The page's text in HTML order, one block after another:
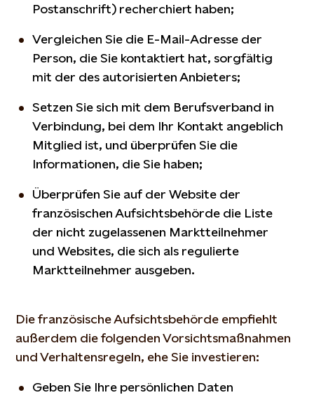
Postanschrift) recherchiert haben;
Vergleichen Sie die E-Mail-Adresse der
Person, die Sie kontaktiert hat, sorgfältig
mit der des autorisierten Anbieters;
Setzen Sie sich mit dem Berufsverband in
Verbindung, bei dem Ihr Kontakt angeblich
Mitglied ist, und überprüfen Sie die
Informationen, die Sie haben;
Überprüfen Sie auf der Website der
französischen Aufsichtsbehörde die Liste
der nicht zugelassenen Marktteilnehmer
und Websites, die sich als regulierte
Marktteilnehmer ausgeben.
Die französische Aufsichtsbehörde empfiehlt
außerdem die folgenden Vorsichtsmaßnahmen
und Verhaltensregeln, ehe Sie investieren:
Geben Sie Ihre persönlichen Daten